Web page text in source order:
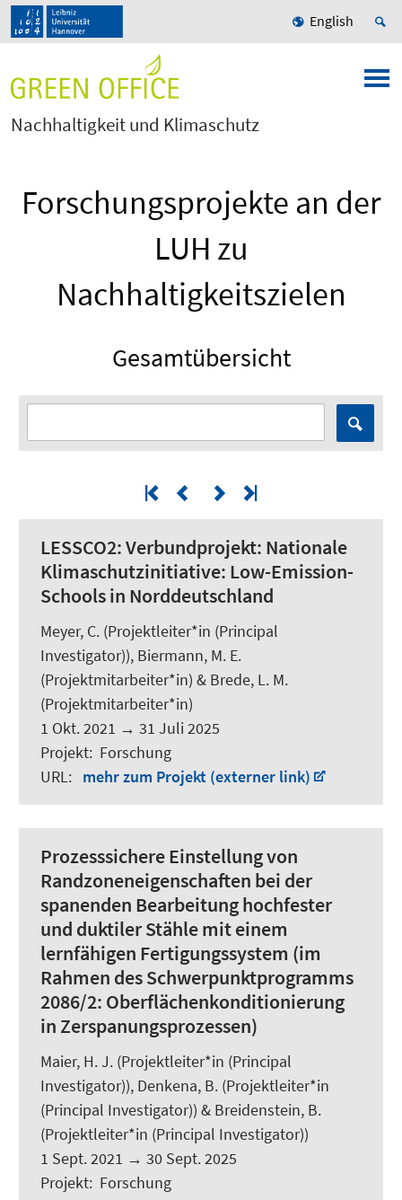
English
Nachhaltigkeit und Klimaschutz
Forschungsprojekte an der
LUH zu
Nachhaltigkeitszielen
Gesamtübersicht
LESSCO2:Verbundprojekt: Nationale
Klimaschutzinitiative: Low-Emission-
Schools in Norddeutschland
Meyer, C. (Projektleiter*in (Principal
Investigator)), Biermann, M. E.
(Projektmitarbeiter*in) & Brede, L. M.
(Projektmitarbeiter*in)
1 Okt. 2021 → 31 Juli 2025
Projekt: Forschung
URL: mehr zum Projekt (externer link)
Prozesssichere Einstellung von
Randzoneneigenschaften bei der
spanenden Bearbeitung hochfester
und duktiler Stähle mit einem
lernfähigen Fertigungssystem (im
Rahmen des Schwerpunktprogramms
2086/2: Oberflächenkonditionierung
in Zerspanungsprozessen)
Maier, H. J. (Projektleiter*in (Principal
Investigator)), Denkena, B. (Projektleiter*in
(Principal Investigator)) & Breidenstein, B.
(Projektleiter*in (Principal Investigator))
1 Sept. 2021 → 30 Sept. 2025
Projekt: Forschung